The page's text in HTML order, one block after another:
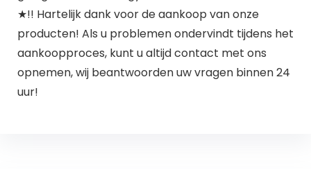
★!! Hartelijk dank voor de aankoop van onze
producten! Als u problemen ondervindt tijdens het
aankoopproces, kunt u altijd contact met ons
opnemen, wij beantwoorden uw vragen binnen 24
uur!